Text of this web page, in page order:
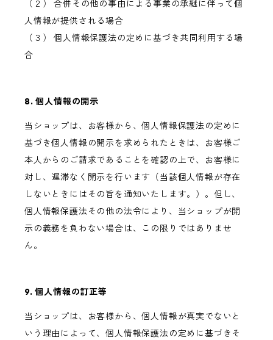
（２） 合併その他の事由による事業の承継に伴って個
人情報が提供される場合
（３） 個人情報保護法の定めに基づき共同利用する場
合
8. 個人情報の開示
当ショップは、お客様から、個人情報保護法の定めに
基づき個人情報の開示を求められたときは、お客様ご
本人からのご請求であることを確認の上で、お客様に
対し、遅滞なく開示を行います（当該個人情報が存在
しないときにはその旨を通知いたします。）。但し、
個人情報保護法その他の法令により、当ショップが開
示の義務を負わない場合は、この限りではありませ
ん。
9. 個人情報の訂正等
当ショップは、お客様から、個人情報が真実でないと
いう理由によって、個人情報保護法の定めに基づきそ